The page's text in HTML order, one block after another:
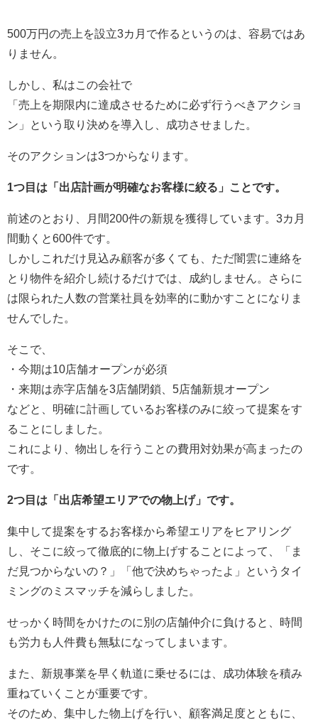
500万円の売上を設立3カ月で作るというのは、容易ではあ
りません。
しかし、私はこの会社で
「売上を期限内に達成させるために必ず行うべきアクショ
ン」という取り決めを導入し、成功させました。
そのアクションは3つからなります。
1つ目は「出店計画が明確なお客様に絞る」ことです。
前述のとおり、月間200件の新規を獲得しています。3カ月
間動くと600件です。
しかしこれだけ見込み顧客が多くても、ただ闇雲に連絡を
とり物件を紹介し続けるだけでは、成約しません。さらに
は限られた人数の営業社員を効率的に動かすことになりま
せんでした。
そこで、
・今期は10店舗オープンが必須
・来期は赤字店舗を3店舗閉鎖、5店舗新規オープン
などと、明確に計画しているお客様のみに絞って提案をす
ることにしました。
これにより、物出しを行うことの費用対効果が高まったの
です。
2つ目は「出店希望エリアでの物上げ」です。
集中して提案をするお客様から希望エリアをヒアリング
し、そこに絞って徹底的に物上げすることによって、「ま
だ見つからないの？」「他で決めちゃったよ」というタイ
ミングのミスマッチを減らしました。
せっかく時間をかけたのに別の店舗仲介に負けると、時間
も労力も人件費も無駄になってしまいます。
また、新規事業を早く軌道に乗せるには、成功体験を積み
重ねていくことが重要です。
そのため、集中した物上げを行い、顧客満足度とともに、